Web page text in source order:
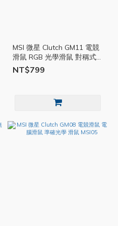
MSI 微星 Clutch GM11 電競
滑鼠 RGB 光學滑鼠 對稱式
滑鼠 DPI鍵 滑鼠 有線滑鼠
MSI17
NT$799